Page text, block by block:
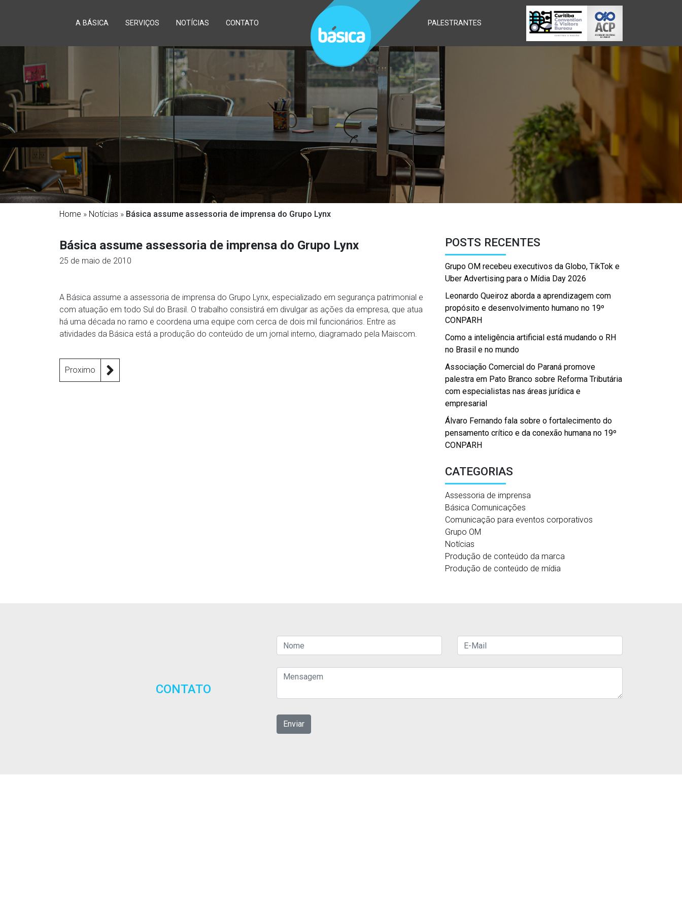
A BÁSICA SERVIÇOS NOTÍCIAS CONTATO PALESTRANTES
Home » Notícias » Básica assume assessoria de imprensa do Grupo Lynx
Básica assume assessoria de imprensa do Grupo Lynx
25 de maio de 2010
A Básica assume a assessoria de imprensa do Grupo Lynx, especializado em segurança patrimonial e
com atuação em todo Sul do Brasil. O trabalho consistirá em divulgar as ações da empresa, que atua
há uma década no ramo e coordena uma equipe com cerca de dois mil funcionários. Entre as
atividades da Básica está a produção do conteúdo de um jornal interno, diagramado pela Maiscom.
Proximo
POSTS RECENTES
Grupo OM recebeu executivos da Globo, TikTok e
Uber Advertising para o Mídia Day 2026
Leonardo Queiroz aborda a aprendizagem com
propósito e desenvolvimento humano no 19º
CONPARH
Como a inteligência artificial está mudando o RH
no Brasil e no mundo
Associação Comercial do Paraná promove
palestra em Pato Branco sobre Reforma Tributária
com especialistas nas áreas jurídica e
empresarial
Álvaro Fernando fala sobre o fortalecimento do
pensamento crítico e da conexão humana no 19º
CONPARH
CATEGORIAS
Assessoria de imprensa
Básica Comunicações
Comunicação para eventos corporativos
Grupo OM
Notícias
Produção de conteúdo da marca
Produção de conteúdo de mídia
CONTATO